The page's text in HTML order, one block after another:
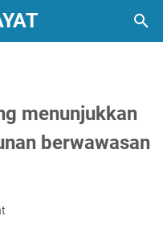
menunjukkan
berwawasan